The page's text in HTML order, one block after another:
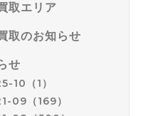
取エリア
取のお知らせ
せ
10（1）
09（169）